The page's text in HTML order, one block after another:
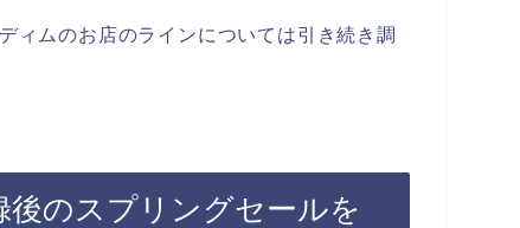
ィムのお店のラインについては引き続き調
のスプリングセールを